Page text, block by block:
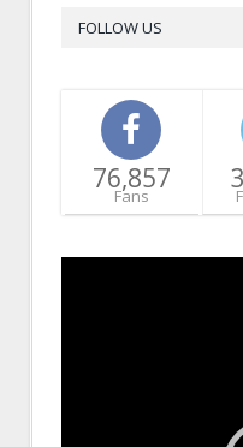
FOLLOW US
76,857
Fans